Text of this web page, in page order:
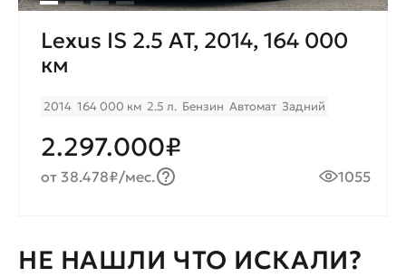
Lexus IS 2.5 AT, 2014, 164 000
км
2014 164 000 км 2.5 л. Бензин Автомат Задний
2.297.000₽
от 38.478₽/мес. 1055
НЕ НАШЛИ ЧТО ИСКАЛИ?